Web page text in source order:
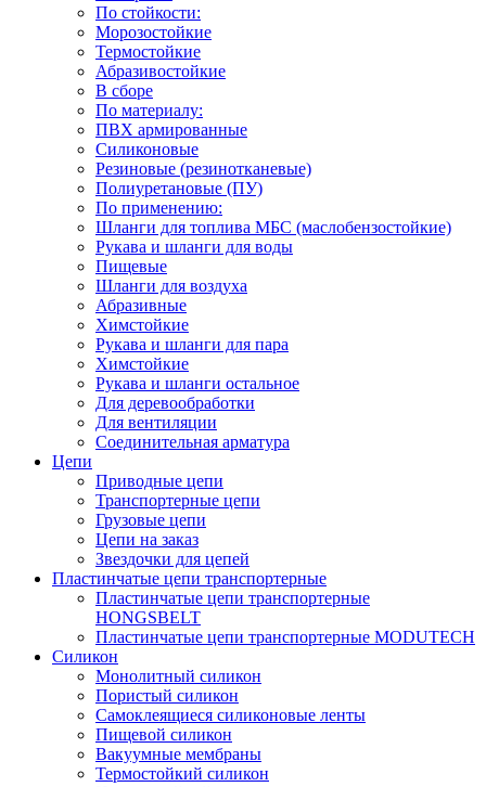
По стойкости:
Морозостойкие
Термостойкие
Абразивостойкие
В сборе
По материалу:
ПВХ армированные
Силиконовые
Резиновые (резинотканевые)
Полиуретановые (ПУ)
По применению:
Шланги для топлива МБС (маслобензостойкие)
Рукава и шланги для воды
Пищевые
Шланги для воздуха
Абразивные
Химстойкие
Рукава и шланги для пара
Химстойкие
Рукава и шланги остальное
Для деревообработки
Для вентиляции
Соединительная арматура
Цепи
Приводные цепи
Транспортерные цепи
Грузовые цепи
Цепи на заказ
Звездочки для цепей
Пластинчатые цепи транспортерные
Пластинчатые цепи транспортерные
HONGSBELT
Пластинчатые цепи транспортерные MODUTECH
Силикон
Монолитный силикон
Пористый силикон
Самоклеящиеся силиконовые ленты
Пищевой силикон
Вакуумные мембраны
Термостойкий силикон